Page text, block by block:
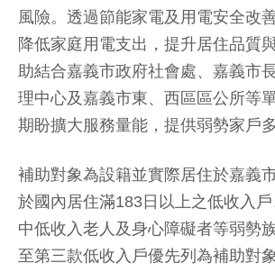
風險。透過節能家電及用電安全改
降低家庭用電支出，提升居住品質
助結合嘉義市政府社會處、嘉義市
理中心及嘉義市東、西區區公所等
期盼擴大服務量能，提供弱勢家戶
補助對象為設籍並實際居住於嘉義
於國內居住滿183日以上之低收入戶
中低收入老人及身心障礙者等弱勢
至第三款低收入戶優先列為補助對